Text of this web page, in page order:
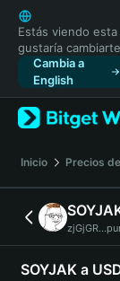
English
日本語
Tiếng Việt
Русский
Español
Türkçe
Français
Deutsch
简体中文
繁體中文
Português
Bahasa Indonesia
Estás viendo
gustaría
Cambia a
English
Inicio Precios
SOYJAK a